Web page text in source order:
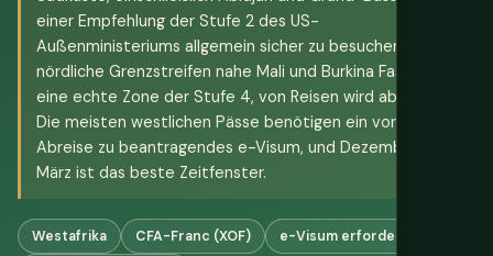
einer Empfehlung der Stufe 2 des US-
Außenministeriums allgemein sicher zu besuchen. Der
nördliche Grenzstreifen nahe Mali und Burkina Faso ist
eine echte Zone der Stufe 4, von Reisen wird abgeraten.
Die meisten westlichen Pässe benötigen ein vor der
Abreise zu beantragendes e-Visum, und Dezember bis
März ist das beste Zeitfenster.
Westafrika CFA-Franc (XOF)
e-Visum erforderlich